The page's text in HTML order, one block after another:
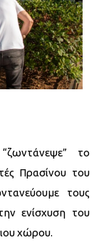
το
Πρασίνου του
τους
ενίσχυση του
χώρου.